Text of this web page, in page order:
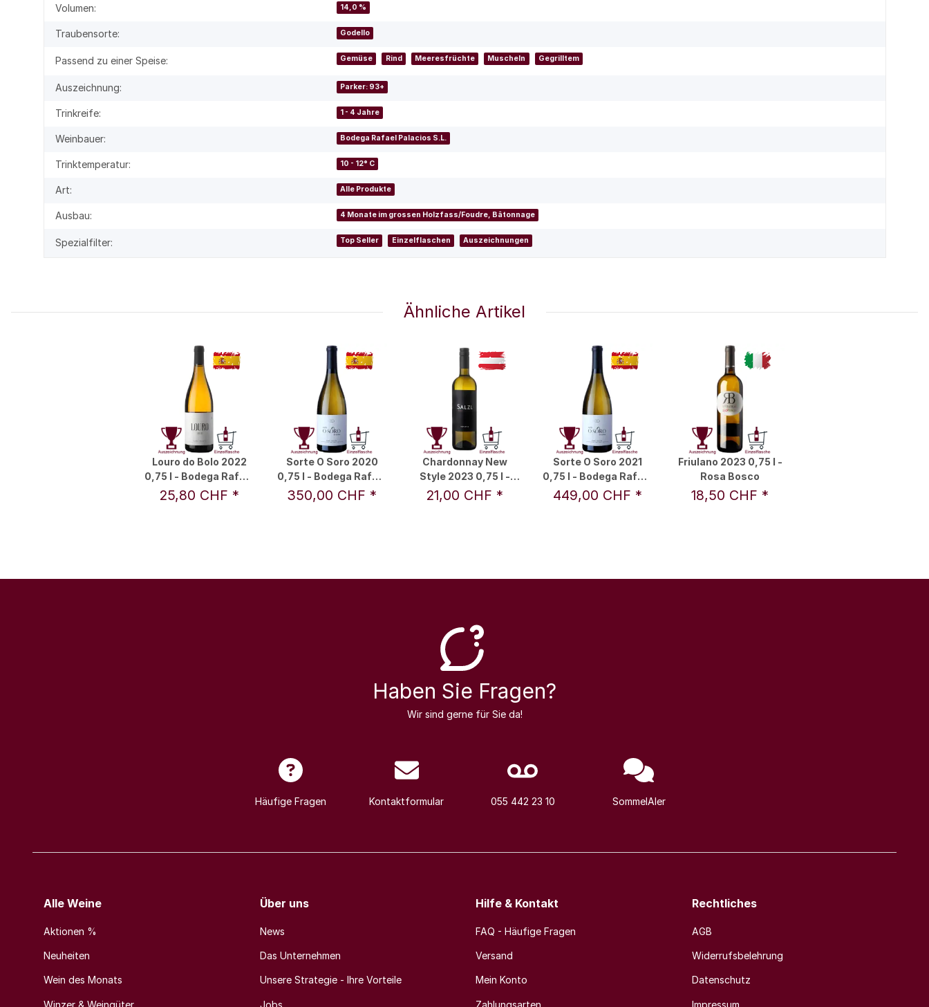
Volumen: 14,0 %
Traubensorte: Godello
Passend zu einer Speise: Gemüse Rind Meeresfrüchte Muscheln Gegrilltem
Auszeichnung: Parker: 93+
Trinkreife: 1 - 4 Jahre
Weinbauer: Bodega Rafael Palacios S.L.
Trinktemperatur: 10 - 12° C
Art: Alle Produkte
Ausbau: 4 Monate im grossen Holzfass/Foudre, Bâtonnage
Spezialfilter: Top Seller Einzelflaschen Auszeichnungen
Ähnliche Artikel
Louro do Bolo 2022
0,75 l - Bodega Rafael
Palacios S.L.
25,80 CHF *
Sorte O Soro 2020
0,75 l - Bodega Rafael
Palacios S.L.
350,00 CHF *
Chardonnay New
Style 2023 0,75 l -
Salzl
21,00 CHF *
Sorte O Soro 2021
0,75 l - Bodega Rafael
Palacios S.L.
449,00 CHF *
Friulano 2023 0,75 l -
Rosa Bosco
18,50 CHF *
Haben Sie Fragen?
Wir sind gerne für Sie da!
Häufige Fragen Kontaktformular 055 442 23 10 SommelAIer
Alle Weine
Aktionen %
Neuheiten
Wein des Monats
Winzer & Weingüter
Über uns
News
Das Unternehmen
Unsere Strategie - Ihre Vorteile
Jobs
Hilfe & Kontakt
FAQ - Häufige Fragen
Versand
Mein Konto
Zahlungsarten
Rechtliches
AGB
Widerrufsbelehrung
Datenschutz
Impressum